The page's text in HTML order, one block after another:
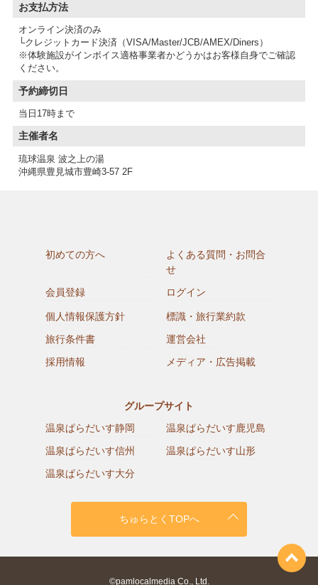
お支払方法
オンライン決済のみ
└クレジットカード決済（VISA/Master/JCB/AMEX/Diners）
※体験施設がインボイス適格事業者かどうかはお客様自身でご確認
予約締切日
当日17時まで
主催者名
琉球温泉 波之上の湯
沖縄県豊見城市豊崎3-57 2F
初めての方へ
よくある質問・お問合
せ
会員登録
ログイン
個人情報保護方針
標識・旅行業約款
旅行条件書
運営会社
採用情報
メディア・広告掲載
グループサイト
温泉ぱらだいす静岡
温泉ぱらだいす鹿児島
温泉ぱらだいす信州
温泉ぱらだいす山形
温泉ぱらだいす大分
ちゅらとくTOPへ
©pamlocalmedia Co., Ltd.